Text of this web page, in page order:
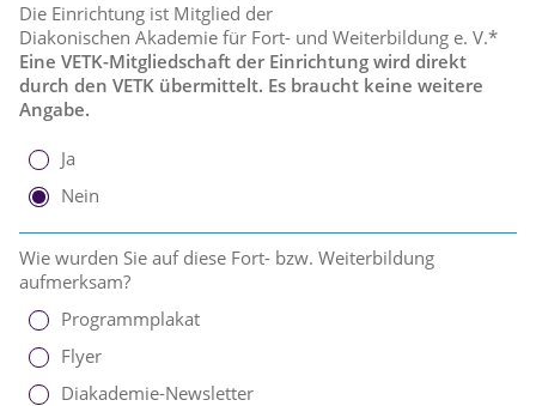
Die Einrichtung ist Mitglied der
Diakonischen Akademie für Fort- und Weiterbildung e. V.*
Eine VETK-Mitgliedschaft der Einrichtung wird direkt
durch den VETK übermittelt. Es braucht keine weitere
Angabe.
Ja
Nein
Wie wurden Sie auf diese Fort- bzw. Weiterbildung
aufmerksam?
Programmplakat
Flyer
Diakademie-Newsletter